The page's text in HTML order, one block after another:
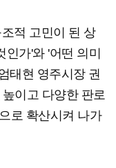
적 고민이 된 상
가'와 '어떤 의미
태현 영주시장 권
이고 다양한 판로
로 확산시켜 나가